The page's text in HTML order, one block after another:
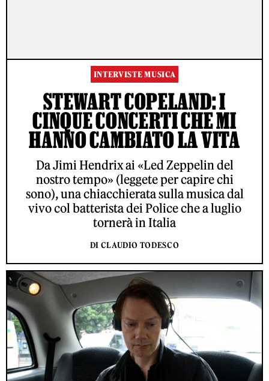
INTERVISTE MUSICA
STEWART COPELAND: I
CINQUE CONCERTI CHE MI
HANNO CAMBIATO LA VITA
Da Jimi Hendrix ai «Led Zeppelin del
nostro tempo» (leggete per capire chi
sono), una chiacchierata sulla musica dal
vivo col batterista dei Police che a luglio
tornerà in Italia
DI CLAUDIO TODESCO